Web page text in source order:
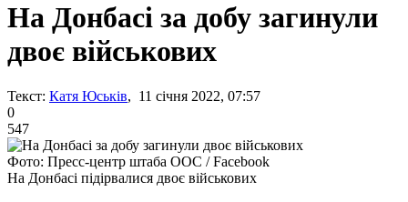
На Донбасі за добу загинули
двоє військових
Текст: Катя Юськів, 11 січня 2022, 07:57
0
547
Фото: Пресс-центр штаба ООС / Facebook
На Донбасі підірвалися двоє військових